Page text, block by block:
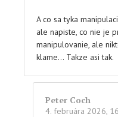
A co sa tyka
ale napiste, co nie je
manipulovanie, ale
klame… Takze asi tak.
Peter Coch
4. februára 2026,